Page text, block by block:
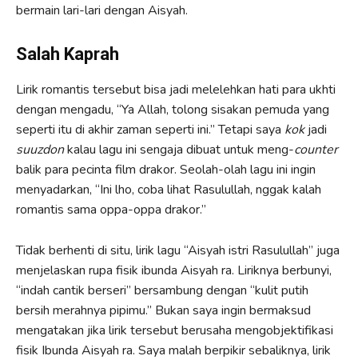
bermain lari-lari dengan Aisyah.
Salah Kaprah
Lirik romantis tersebut bisa jadi melelehkan hati para ukhti
dengan mengadu, “Ya Allah, tolong sisakan pemuda yang
seperti itu di akhir zaman seperti ini.” Tetapi saya kokjadi
suuzdonkalau lagu ini sengaja dibuat untuk meng-counter
balik para pecinta film drakor. Seolah-olah lagu ini ingin
menyadarkan, “Ini lho, coba lihat Rasulullah, nggak kalah
romantis sama oppa-oppa drakor.”
Tidak berhenti di situ, lirik lagu “Aisyah istri Rasulullah” juga
menjelaskan rupa fisik ibunda Aisyah ra. Liriknya berbunyi,
“indah cantik berseri” bersambung dengan “kulit putih
bersih merahnya pipimu.” Bukan saya ingin bermaksud
mengatakan jika lirik tersebut berusaha mengobjektifikasi
fisik Ibunda Aisyah ra. Saya malah berpikir sebaliknya, lirik